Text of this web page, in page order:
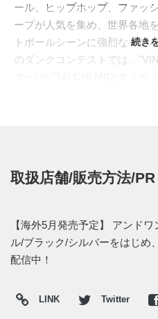
ール、ヒップホップ、ファッ
ープが人気を集め、世界各地
トボールシーンに強烈なイン
のダンクコンテストでは、
としても知られる一足。ソー
複数のクッションパーツを組
ョンシステムと、中足部のX
快適なバウンス性と安定感を
オリジナルのディテールを残
続き
取扱店舗/販売方法/PR
【海外5月発売予定】 アンド
ル/ブラック/シルバーをはじめ
配信中！
LINK Twitter